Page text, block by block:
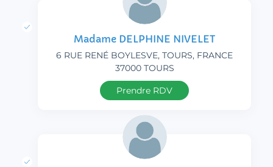
Madame DELPHINE NIVELET
6 RUE RENÉ BOYLESVE, TOURS, FRANCE
37000 TOURS
Prendre RDV